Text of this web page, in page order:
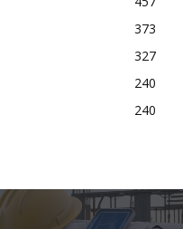
373
327
240
240